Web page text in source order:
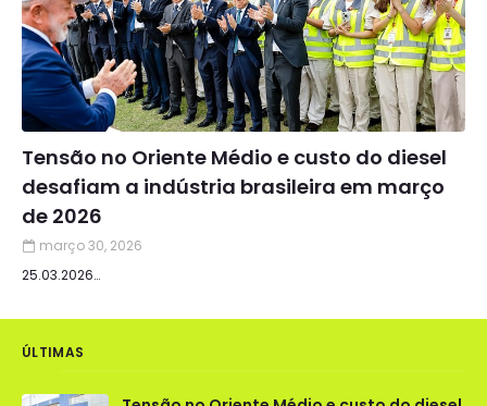
Tensão no Oriente Médio e custo do diesel
desafiam a indústria brasileira em março
de 2026
março 30, 2026
25.03.2026…
ÚLTIMAS